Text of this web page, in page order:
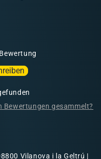
Bewertungen gesammelt?
Vilanova i la Geltrú |